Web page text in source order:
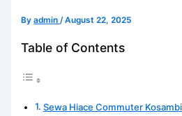
Byadmin/August 22, 2025
Table of Contents
Sewa Hiace Commuter